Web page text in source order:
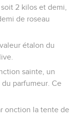
2 kilos et demi,
de roseau
étalon du
sainte, un
parfumeur. Ce
onction la tente de